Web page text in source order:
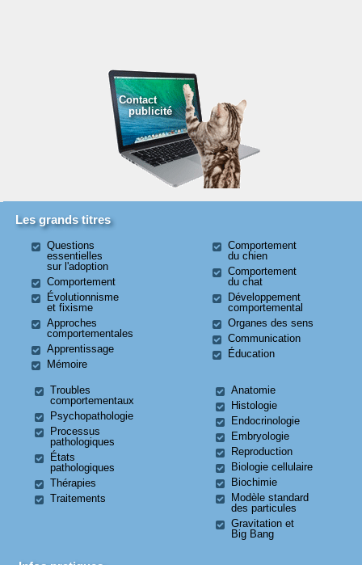
Contact
publicité
Les grands titres
Questions
essentielles
sur l'adoption
Comportement
Évolutionnisme
et fixisme
Approches
comportementales
Apprentissage
Mémoire
Comportement
du chien
Comportement
du chat
Développement
comportemental
Organes des sens
Communication
Éducation
Troubles
comportementaux
Psychopathologie
Processus
pathologiques
États
pathologiques
Thérapies
Traitements
Anatomie
Histologie
Endocrinologie
Embryologie
Reproduction
Biologie cellulaire
Biochimie
Modèle standard
des particules
Gravitation et
Big Bang